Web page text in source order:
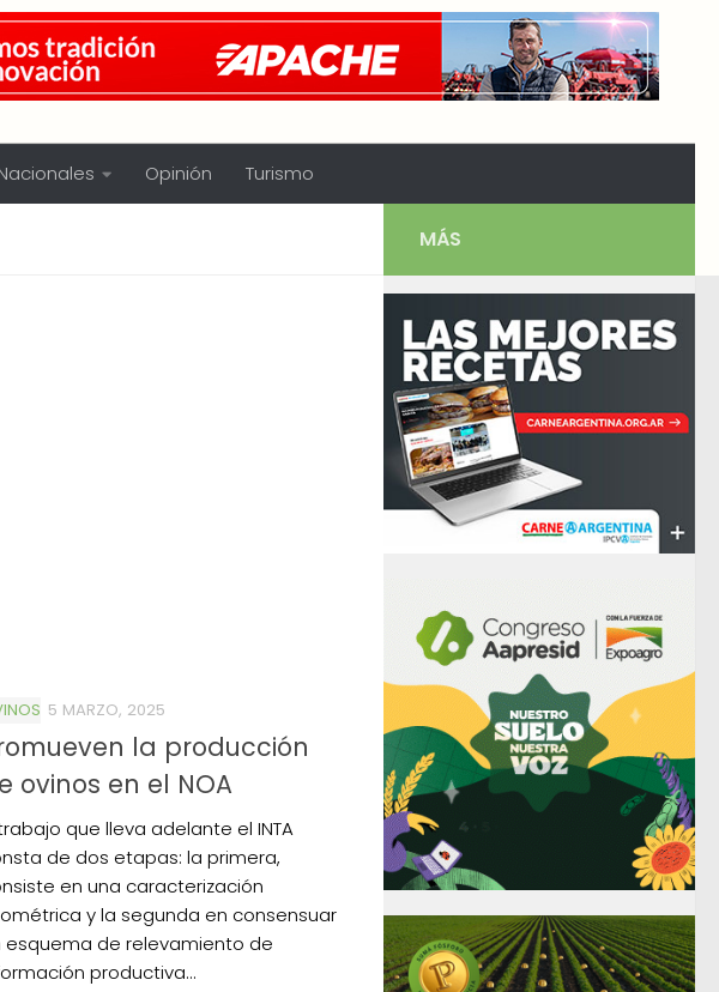
Opinión Turismo
5 MARZO, 2025
la producción
ovinos en el NOA
que lleva adelante el INTA
de dos etapas: la primera,
en una caracterización
y la segunda en consensuar
esquema de relevamiento de
productiva...
MÁS